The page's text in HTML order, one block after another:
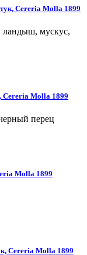
Cereria Molla 1899
ландыш, мускус,
Cereria Molla 1899
перец
Molla 1899
Cereria Molla 1899